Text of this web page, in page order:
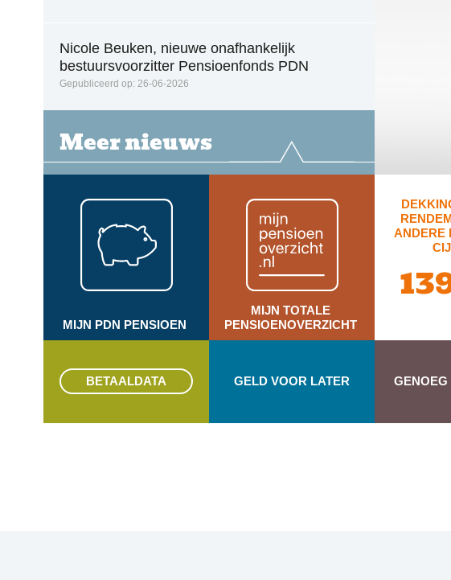
Nicole Beuken, nieuwe onafhankelijk
Gepubliceerd op: 26-06-2026
Meer nieuws
MIJN PDN PENSIOEN
MIJN TOTALE
PENSIOENOVERZICHT
ANDERE
BETAALDATA GELD VOOR LATER GENOEG